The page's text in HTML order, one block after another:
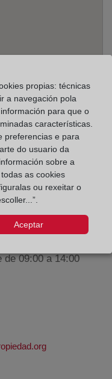
baja, 11100
horas
09:00 a 14:00
propias: técnicas
a navegación pola
para que o
características.
preferencias e para
do usuario da
sobre a
as cookies
ou rexeitar o
Aceptar